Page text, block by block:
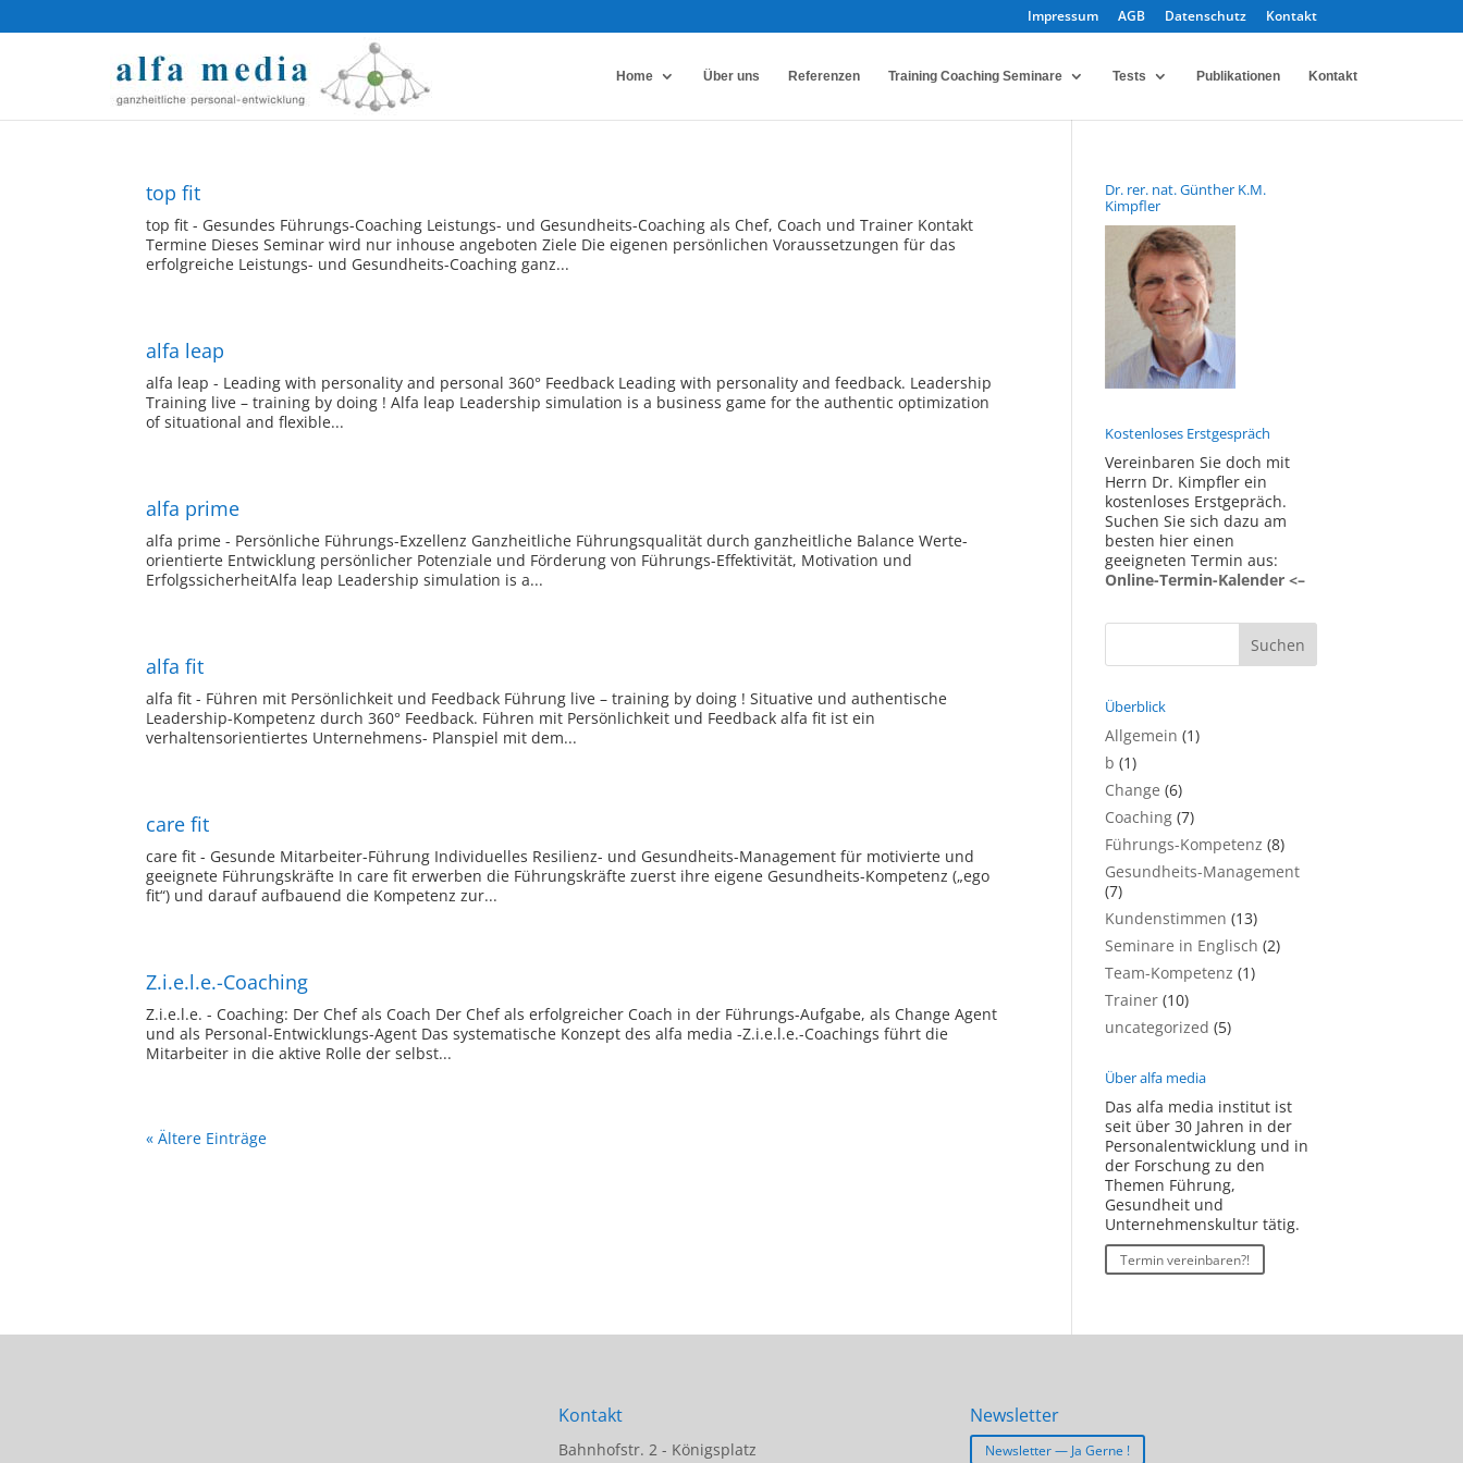
Impressum AGB Datenschutz Kontakt
Home Über uns Referenzen Training Coaching Seminare Tests Publikationen Kontakt
top fit
top fit - Gesundes Führungs-Coaching Leistungs- und Gesundheits-Coaching als Chef, Coach und Trainer Kontakt
Termine Dieses Seminar wird nur inhouse angeboten Ziele Die eigenen persönlichen Voraussetzungen für das
erfolgreiche Leistungs- und Gesundheits-Coaching ganz...
alfa leap
alfa leap - Leading with personality and personal 360° Feedback Leading with personality and feedback. Leadership
Training live – training by doing ! Alfa leap Leadership simulation is a business game for the authentic optimization
of situational and flexible...
alfa prime
alfa prime - Persönliche Führungs-Exzellenz Ganzheitliche Führungsqualität durch ganzheitliche Balance Werte-
orientierte Entwicklung persönlicher Potenziale und Förderung von Führungs-Effektivität, Motivation und
ErfolgssicherheitAlfa leap Leadership simulation is a...
alfa fit
alfa fit - Führen mit Persönlichkeit und Feedback Führung live – training by doing ! Situative und authentische
Leadership-Kompetenz durch 360° Feedback. Führen mit Persönlichkeit und Feedback alfa fit ist ein
verhaltensorientiertes Unternehmens- Planspiel mit dem...
care fit
care fit - Gesunde Mitarbeiter-Führung Individuelles Resilienz- und Gesundheits-Management für motivierte und
geeignete Führungskräfte In care fit erwerben die Führungskräfte zuerst ihre eigene Gesundheits-Kompetenz („ego
fit“) und darauf aufbauend die Kompetenz zur...
Z.i.e.l.e.-Coaching
Z.i.e.l.e. - Coaching: Der Chef als Coach Der Chef als erfolgreicher Coach in der Führungs-Aufgabe, als Change Agent
und als Personal-Entwicklungs-Agent Das systematische Konzept des alfa media -Z.i.e.l.e.-Coachings führt die
Mitarbeiter in die aktive Rolle der selbst...
« Ältere Einträge
Dr. rer. nat. Günther K.M.
Kimpfler
Kostenloses Erstgespräch
Vereinbaren Sie doch mit
Herrn Dr. Kimpfler ein
kostenloses Erstgepräch.
Suchen Sie sich dazu am
besten hier einen
geeigneten Termin aus:
Online-Termin-Kalender <–
Überblick
Allgemein (1)
b (1)
Change (6)
Coaching (7)
Führungs-Kompetenz (8)
Gesundheits-Management
(7)
Kundenstimmen (13)
Seminare in Englisch (2)
Team-Kompetenz (1)
Trainer (10)
uncategorized (5)
Über alfa media
Das alfa media institut ist
seit über 30 Jahren in der
Personalentwicklung und in
der Forschung zu den
Themen Führung,
Gesundheit und
Unternehmenskultur tätig.
Termin vereinbaren?!
Kontakt
Bahnhofstr. 2 - Königsplatz
Newsletter
Newsletter — Ja Gerne !